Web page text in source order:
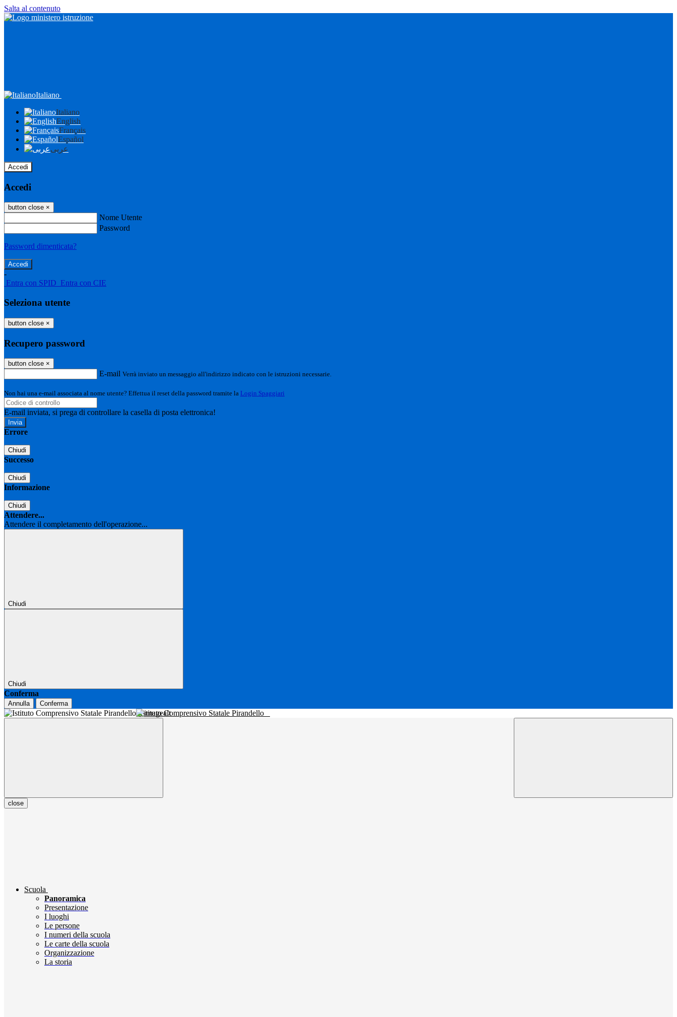
Salta al contenuto
Italiano
Italiano
English
Français
Español
عربى
Accedi
Accedi
button close ×
Nome Utente
Password
Password dimenticata?
-
Entra con SPID Entra con CIE
Seleziona utente
button close ×
Recupero password
button close ×
E-mail Verrà inviato un messaggio all'indirizzo indicato con le istruzioni necessarie.
Non hai una e-mail associata al nome utente? Effettua il reset della password tramite la Login Spaggiari
E-mail inviata, si prega di controllare la casella di posta elettronica!
Errore
Chiudi
Successo
Chiudi
Informazione
Chiudi
Attendere...
Attendere il completamento dell'operazione...
Chiudi
Chiudi
Conferma
Annulla Conferma
Istituto Comprensivo Statale Pirandello
close
Scuola
Panoramica
Presentazione
I luoghi
Le persone
I numeri della scuola
Le carte della scuola
Organizzazione
La storia